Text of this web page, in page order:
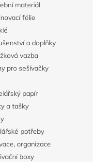
materiál
fólie
a doplňky
vazba
pro sešívačky
papír
a tašky
potřeby
organizace
boxy